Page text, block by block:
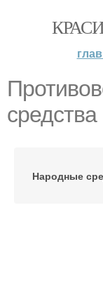
средства
Народные